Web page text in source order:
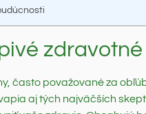
často považované za
aj tých najväčších